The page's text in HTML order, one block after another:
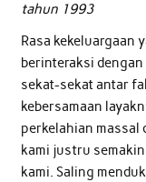
tahun 1993
Rasa kekeluargaan
berinteraksi dengan
sekat-sekat antar
kebersamaan
perkelahian
kami justru
kami. Saling